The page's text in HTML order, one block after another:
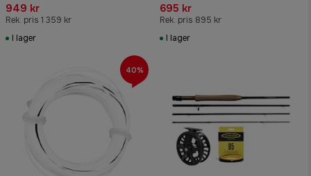
949 kr
Rek. pris 1 359 kr
I lager
695 kr
Rek. pris 895 kr
I lager
40%